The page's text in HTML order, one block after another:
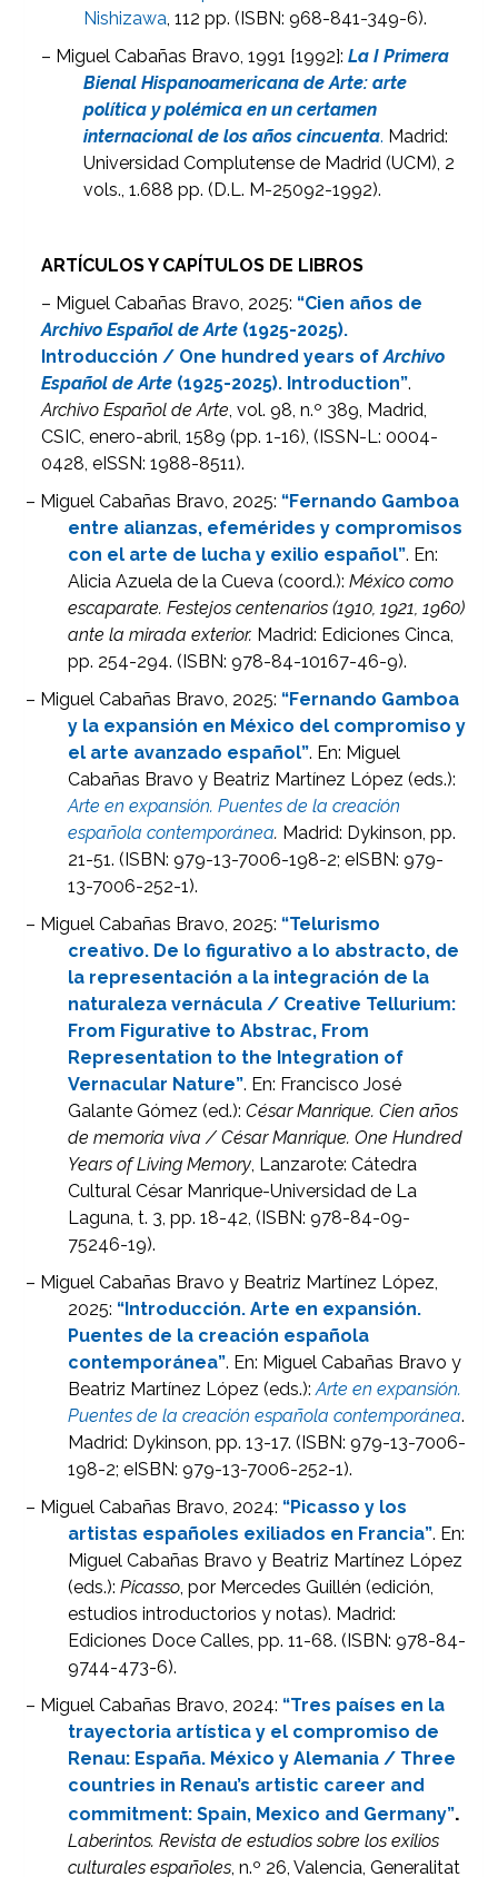
Nishizawa, 112 pp. (ISBN: 968-841-349-6).
– Miguel Cabañas Bravo, 1991 [1992]:La I Primera
Bienal Hispanoamericana de Arte: arte
política y polémica en un certamen
internacional de los años cincuenta. Madrid:
Universidad Complutense de Madrid (UCM), 2
vols., 1.688 pp. (D.L. M-25092-1992).
ARTÍCULOS Y CAPÍTULOS DE LIBROS
– Miguel Cabañas Bravo, 2025: “Cien años de
Archivo Español de Arte (1925-2025).
Introducción / One hundred years ofArchivo
Español de Arte (1925-2025). Introduction”.
Archivo Español de Arte, vol. 98, n.º 389, Madrid,
CSIC, enero-abril, 1589 (pp. 1-16), (ISSN-L: 0004-
0428, eISSN: 1988-8511).
– Miguel Cabañas Bravo, 2025: “Fernando Gamboa
entre alianzas, efemérides y compromisos
con el arte de lucha y exilio español”. En:
Alicia Azuela de la Cueva (coord.): México como
escaparate. Festejos centenarios (1910, 1921, 1960)
ante la mirada exterior. Madrid: Ediciones Cinca,
pp. 254-294. (ISBN: 978-84-10167-46-9).
– Miguel Cabañas Bravo, 2025: “Fernando Gamboa
y la expansión en México del compromiso y
el arte avanzado español”. En: Miguel
Cabañas Bravo y Beatriz Martínez López (eds.):
Arte en expansión. Puentes de la creación
española contemporánea. Madrid: Dykinson, pp.
21-51. (ISBN: 979-13-7006-198-2; eISBN: 979-
13-7006-252-1).
– Miguel Cabañas Bravo, 2025: “Telurismo
creativo. De lo figurativo a lo abstracto, de
la representación a la integración de la
naturaleza vernácula / Creative Tellurium:
From Figurative to Abstrac, From
Representation to the Integration of
Vernacular Nature”. En: Francisco José
Galante Gómez (ed.): César Manrique. Cien años
de memoria viva / César Manrique. One Hundred
Years of Living Memory, Lanzarote: Cátedra
Cultural César Manrique-Universidad de La
Laguna, t. 3, pp. 18-42, (ISBN: 978-84-09-
75246-19).
– Miguel Cabañas Bravo y Beatriz Martínez López,
2025: “Introducción. Arte en expansión.
Puentes de la creación española
contemporánea”. En: Miguel Cabañas Bravo y
Beatriz Martínez López (eds.):Arte en expansión.
Puentes de la creación española contemporánea.
Madrid: Dykinson, pp. 13-17. (ISBN: 979-13-7006-
198-2; eISBN: 979-13-7006-252-1).
– Miguel Cabañas Bravo, 2024: “Picasso y los
artistas españoles exiliados en Francia”. En:
Miguel Cabañas Bravo y Beatriz Martínez López
(eds.): Picasso, por Mercedes Guillén (edición,
estudios introductorios y notas). Madrid:
Ediciones Doce Calles, pp. 11-68. (ISBN: 978-84-
9744-473-6).
– Miguel Cabañas Bravo, 2024: “Tres países en la
trayectoria artística y el compromiso de
Renau: España. México y Alemania / Three
countries in Renau’s artistic career and
commitment: Spain, Mexico and Germany”.
Laberintos. Revista de estudios sobre los exilios
culturales españoles, n.º 26, Valencia, Generalitat